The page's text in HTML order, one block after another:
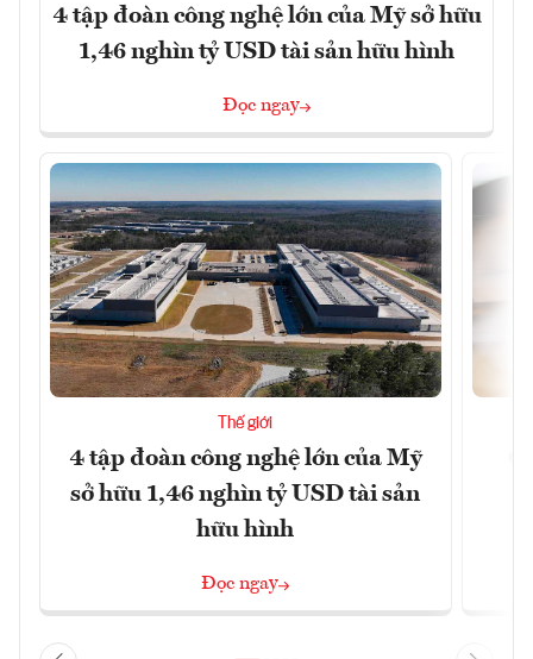
4 tập đoàn công nghệ lớn của Mỹ sở hữu
1,46 nghìn tỷ USD tài sản hữu hình
Đọc ngay
Thế giới
4 tập đoàn công nghệ lớn của Mỹ
sở hữu 1,46 nghìn tỷ USD tài sản
hữu hình
Đọc ngay